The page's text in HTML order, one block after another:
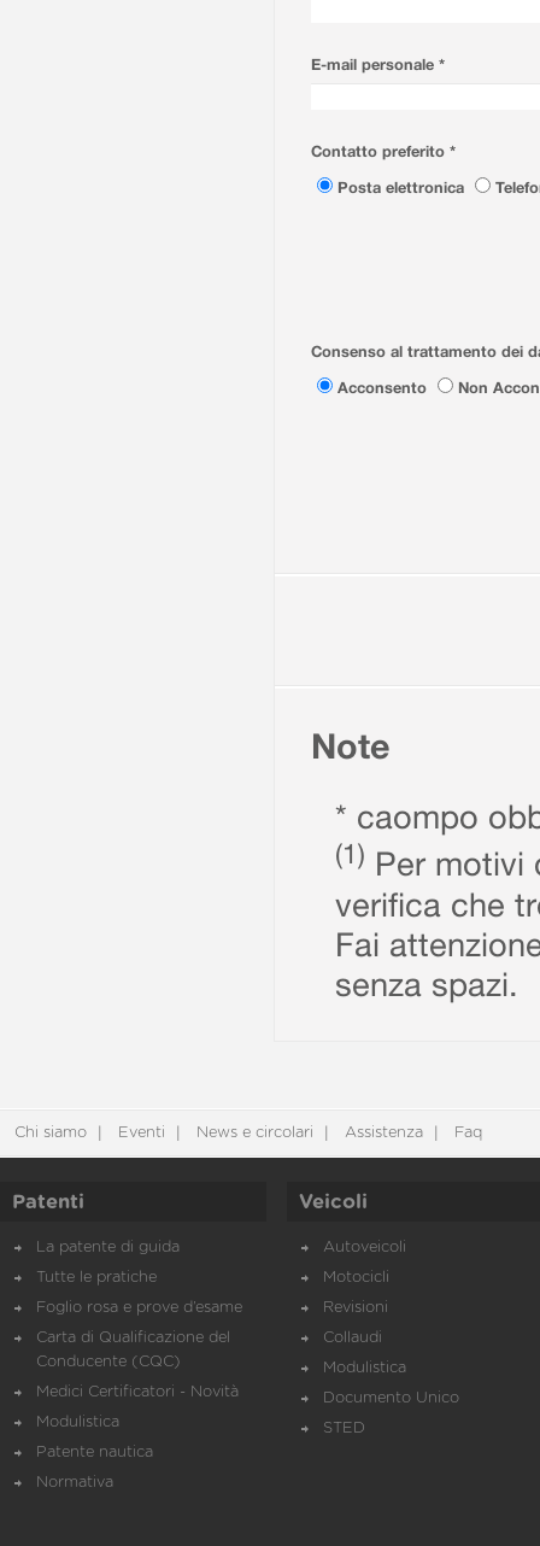
E-mail personale *
Contatto preferito *
Posta elettronica
Consenso al trattamento dei
Acconsento
Non
Note
* caompo
(1) Per motivi
verifica che
Fai
senza spazi.
Chi siamo Eventi News e circolari Assistenza Faq
Patenti
La patente di guida
Tutte le pratiche
Foglio rosa e prove d’esame
Carta di Qualificazione del
Conducente (CQC)
Medici Certificatori - Novità
Modulistica
Patente nautica
Normativa
Veicoli
Autoveicoli
Motocicli
Revisioni
Collaudi
Modulistica
Documento Unico
STED